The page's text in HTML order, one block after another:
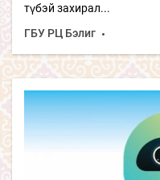
түбэй захирал...
ГБУ РЦ Бэлиг